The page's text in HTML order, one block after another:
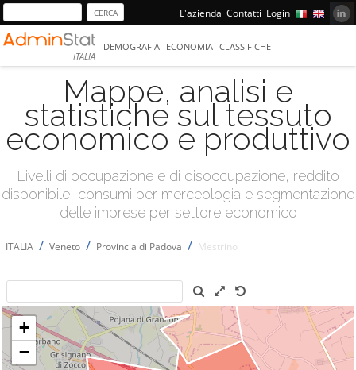
L'azienda Contatti Login
ITALIA
DEMOGRAFIA ECONOMIA CLASSIFICHE
Mappe, analisi e
statistiche sul tessuto
economico e produttivo
Livelli di occupazione e di disoccupazione, reddito
disponibile, consumi per merceologia e segmentazione
delle imprese per settore economico
ITALIA / Veneto / Provincia di Padova / Mestrino